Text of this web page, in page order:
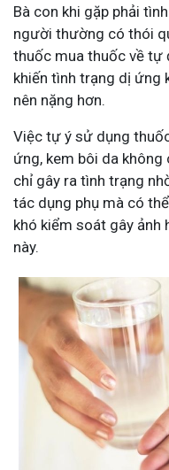
Bà con khi gặp phải
người thường có thói
thuốc mua thuốc về tự
khiến tình trạng dị ứng
nên nặng hơn.
Việc tự ý sử dụng
ứng, kem bôi da
chỉ gây ra tình trạng
tác dụng phụ mà có
khó kiểm soát gây
này.